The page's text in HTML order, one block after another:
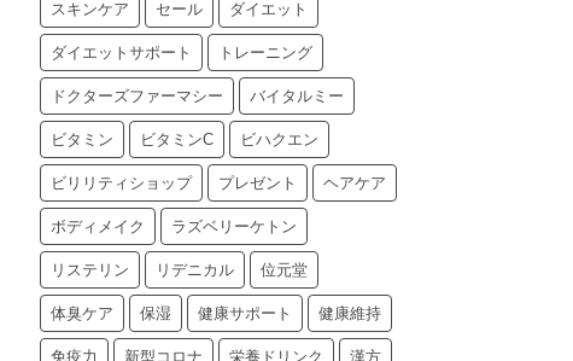
スキンケア セール ダイエット
ダイエットサポート トレーニング
ドクターズファーマシー バイタルミー
ビタミン ビタミンC ビハクエン
ビリリティショップ プレゼント ヘアケア
ボディメイク ラズベリーケトン
リステリン リデニカル 位元堂
体臭ケア 保湿 健康サポート 健康維持
免疫力 新型コロナ 栄養ドリンク 漢方